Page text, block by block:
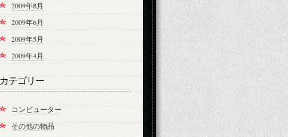
2009年8月
2009年6月
2009年5月
2009年4月
カテゴリー
コンピューター
その他の物品